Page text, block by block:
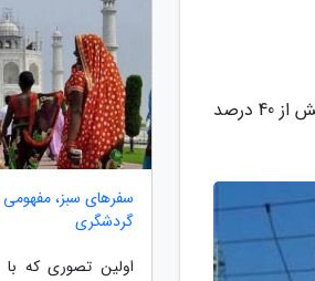
به گزارش هدا بلاگ، مدیرکل بهسازی نیروگاه های شرکت برق حرارتی گفت: از نیمه دوم شهریورماه تا به امروز بیش از 40 درصد
سفرهای سبز،
گردشگری
اولین تصوری که با